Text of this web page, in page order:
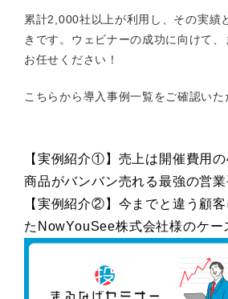
累計2,000社以上が利用し、その実績
きです。ウェビナーの成功に向けて
お任せください！
こちらから導入事例一覧をご確認いた
【実例紹介①】売上は開催費用
商品がバンバン売れる最強の営業
【実例紹介②】今までと違う顧
たNowYouSee株式会社様のケー